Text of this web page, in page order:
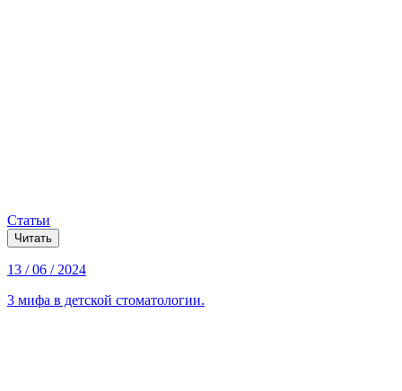
Статьи
Читать
13 / 06 / 2024
3 мифа в детской стоматологии.